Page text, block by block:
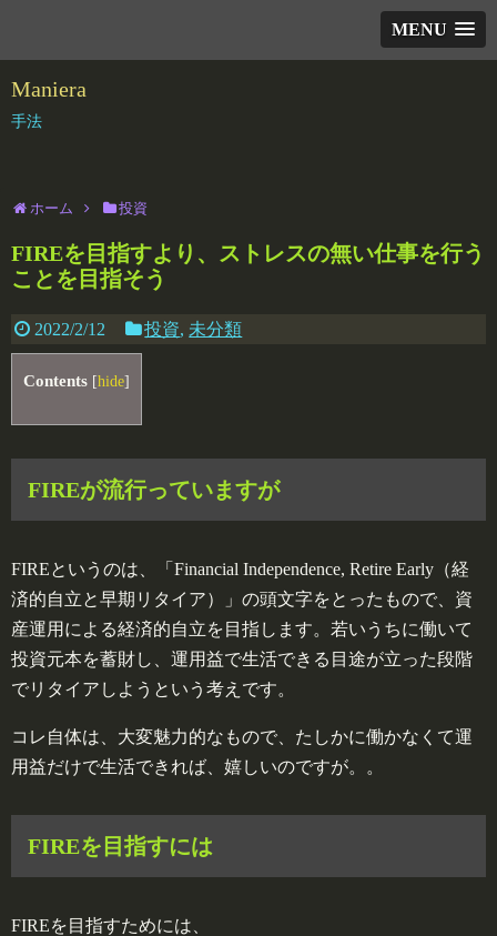
MENU
Maniera
手法
ホーム 投資
FIREを目指すより、ストレスの無い仕事を行う
ことを目指そう
2022/2/12 投資, 未分類
Contents [hide]
FIREが流行っていますが
FIREというのは、「Financial Independence, Retire Early（経
済的自立と早期リタイア）」の頭文字をとったもので、資
産運用による経済的自立を目指します。若いうちに働いて
投資元本を蓄財し、運用益で生活できる目途が立った段階
でリタイアしようという考えです。
コレ自体は、大変魅力的なもので、たしかに働かなくて運
用益だけで生活できれば、嬉しいのですが。。
FIREを目指すには
FIREを目指すためには、